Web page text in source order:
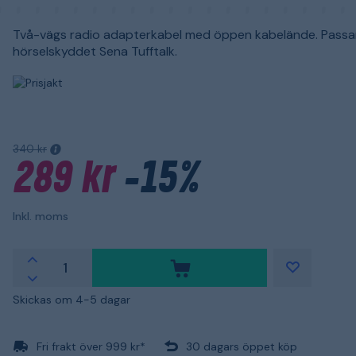
Två-vägs radio adapterkabel med öppen kabelände.
hörselskyddet Sena Tufftalk.
340 kr
289 kr-15%
Inkl. moms
Skickas om 4-5 dagar
Fri frakt över 999 kr* 30 dagars öppet köp